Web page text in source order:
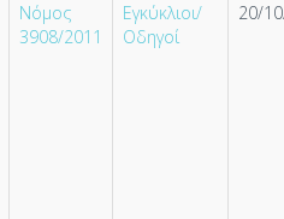
Νόμος
3908/2011
Εγκύκλιοι/
Οδηγοί
20/